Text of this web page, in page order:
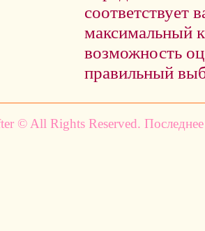
соответствует
максимальный
возможность
правильный
© All Rights Reserved.